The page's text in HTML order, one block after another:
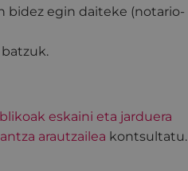
bidez egin daiteke (notario-
eskaini eta jarduera
arautzailea kontsultatu.